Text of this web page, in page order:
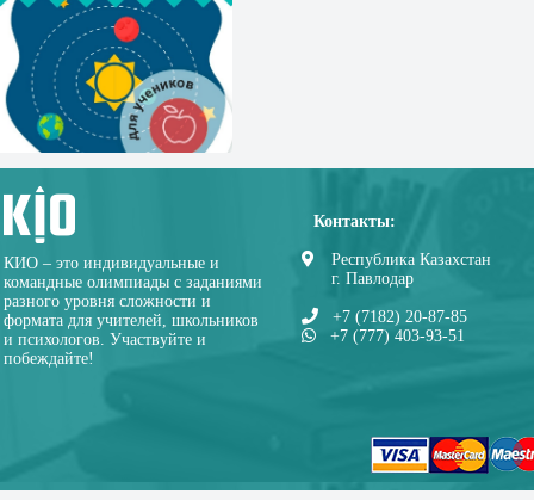
КИО – это индивидуальные и
командные олимпиады с заданиями
разного уровня сложности и
формата для учителей, школьников
и психологов. Участвуйте и
побеждайте!
Контакты:
Республика Казахстан
г. Павлодар
+7 (7182) 20-87-85
+7 (777) 403-93-51